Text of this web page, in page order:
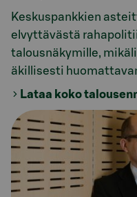
Keskuspankkien
elvyttävästä
talousnäkymille,
äkillisesti
Lataa koko